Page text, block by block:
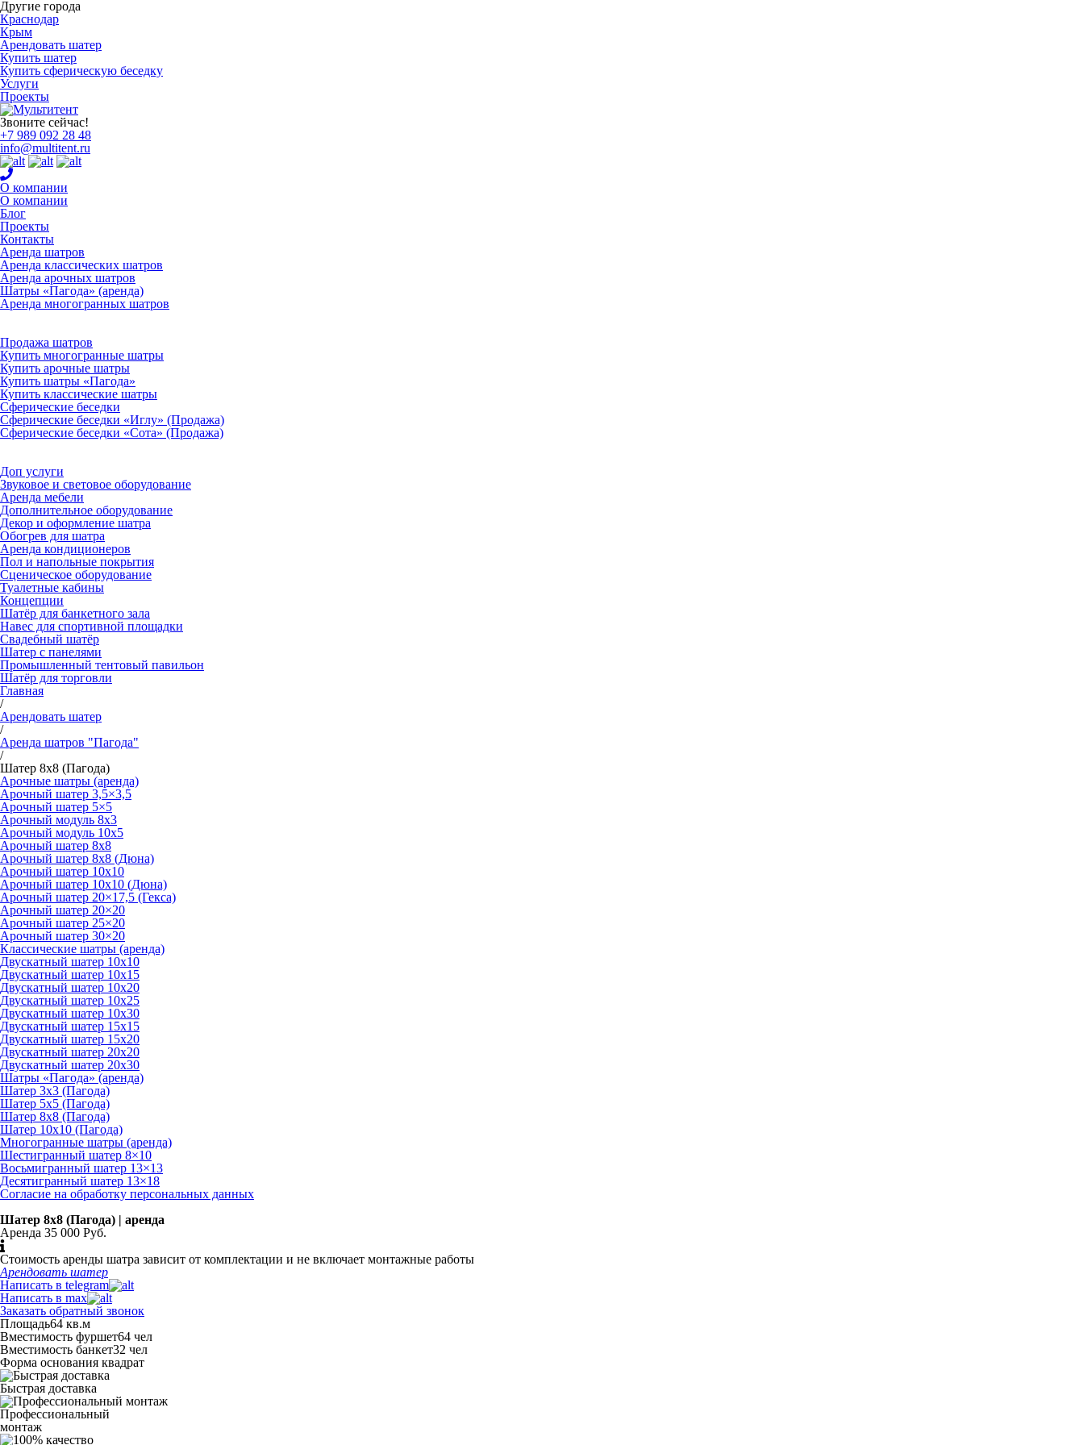
Другие города
Краснодар
Крым
Арендовать шатер
Купить шатер
Купить сферическую беседку
Услуги
Проекты
Звоните сейчас!
+7 989 092 28 48
info@multitent.ru
О компании
О компании
Блог
Проекты
Контакты
Аренда шатров
Аренда классических шатров
Аренда арочных шатров
Шатры «Пагода» (аренда)
Аренда многогранных шатров
Продажа шатров
Купить многогранные шатры
Купить арочные шатры
Купить шатры «Пагода»
Купить классические шатры
Сферические беседки
Сферические беседки «Иглу» (Продажа)
Сферические беседки «Сота» (Продажа)
Доп услуги
Звуковое и световое оборудование
Аренда мебели
Дополнительное оборудование
Декор и оформление шатра
Обогрев для шатра
Аренда кондиционеров
Пол и напольные покрытия
Сценическое оборудование
Туалетные кабины
Концепции
Шатёр для банкетного зала
Навес для спортивной площадки
Свадебный шатёр
Шатер с панелями
Промышленный тентовый павильон
Шатёр для торговли
Главная
/
Арендовать шатер
/
Аренда шатров "Пагода"
/
Шатер 8х8 (Пагода)
Арочные шатры (аренда)
Арочный шатер 3,5×3,5
Арочный шатер 5×5
Арочный модуль 8х3
Арочный модуль 10х5
Арочный шатер 8х8
Арочный шатер 8х8 (Дюна)
Арочный шатер 10х10
Арочный шатер 10х10 (Дюна)
Арочный шатер 20×17,5 (Гекса)
Арочный шатер 20×20
Арочный шатер 25×20
Арочный шатер 30×20
Классические шатры (аренда)
Двускатный шатер 10х10
Двускатный шатер 10х15
Двускатный шатер 10х20
Двускатный шатер 10х25
Двускатный шатер 10х30
Двускатный шатер 15х15
Двускатный шатер 15х20
Двускатный шатер 20х20
Двускатный шатер 20х30
Шатры «Пагода» (аренда)
Шатер 3х3 (Пагода)
Шатер 5х5 (Пагода)
Шатер 8х8 (Пагода)
Шатер 10х10 (Пагода)
Многогранные шатры (аренда)
Шестигранный шатер 8×10
Восьмигранный шатер 13×13
Десятигранный шатер 13×18
Согласие на обработку персональных данных
Шатер 8х8 (Пагода) | аренда
Аренда 35 000 Руб.
Стоимость аренды шатра зависит от комплектации и не включает монтажные работы
Арендовать шатер
Написать в telegram
Написать в max
Заказать обратный звонок
Площадь64 кв.м
Вместимость фуршет64 чел
Вместимость банкет32 чел
Форма основания квадрат
Быстрая доставка
Профессиональный
монтаж